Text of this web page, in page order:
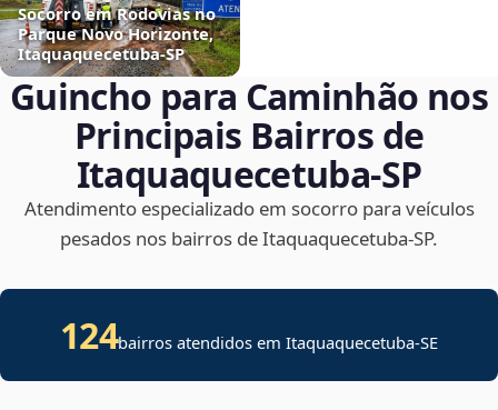
Socorro em Rodovias no
Parque Novo Horizonte,
Itaquaquecetuba‑SP
Guincho para Caminhão nos
Principais Bairros de
Itaquaquecetuba‑SP
Atendimento especializado em socorro para veículos
pesados nos bairros de Itaquaquecetuba‑SP.
124bairros atendidos emItaquaquecetuba-SE